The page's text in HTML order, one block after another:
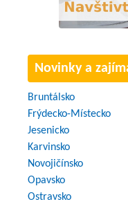
Novinky a
Bruntálsko
Frýdecko-Místecko
Jesenicko
Karvinsko
Novojičínsko
Opavsko
Ostravsko